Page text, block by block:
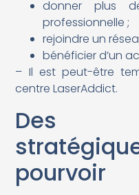
donner plus
professionnelle ;
rejoindre un
bénéficier d’un
– Il est peut-être
centre LaserAddict.
Des
pourvoir